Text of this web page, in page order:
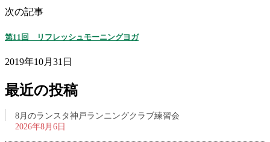
次の記事
第11回 リフレッシュモーニングヨガ
2019年10月31日
最近の投稿
8月のランスタ神戸ランニングクラブ練習会
2026年8月6日